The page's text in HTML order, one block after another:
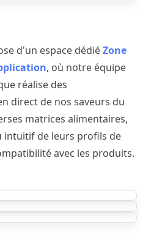
d'un espace dédiéZone
, où notre équipe
réalise des
direct de nos saveurs du
matrices alimentaires,
intuitif de leurs profils de
avec les produits.